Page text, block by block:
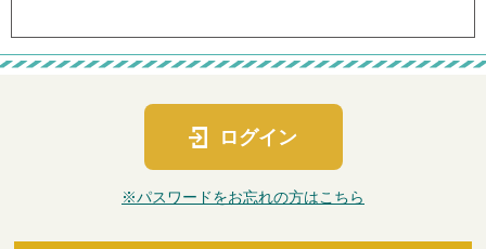
ログイン
※パスワードをお忘れの方はこちら